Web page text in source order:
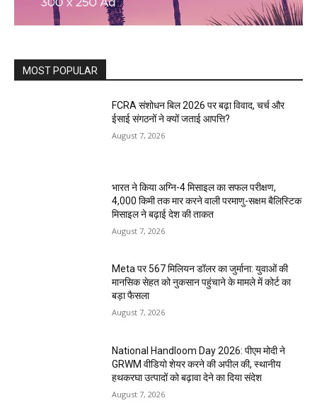
MOST POPULAR
FCRA संशोधन बिल 2026 पर बढ़ा विवाद, चर्च और
ईसाई संगठनों ने क्यों जताई आपत्ति?
August 7, 2026
भारत ने किया अग्नि-4 मिसाइल का सफल परीक्षण,
4,000 किमी तक मार करने वाली परमाणु-सक्षम बैलिस्टिक
मिसाइल ने बढ़ाई देश की ताकत
August 7, 2026
Meta पर 567 मिलियन डॉलर का जुर्माना: युवाओं की
मानसिक सेहत को नुकसान पहुंचाने के मामले में कोर्ट का
बड़ा फैसला
August 7, 2026
National Handloom Day 2026: पीएम मोदी ने
GRWM वीडियो शेयर करने की अपील की, स्थानीय
हथकरघा उत्पादों को बढ़ावा देने का दिया संदेश
August 7, 2026